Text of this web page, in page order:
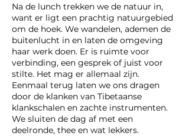
Na de lunch trekken we de natuur in,
want er ligt een prachtig natuurgebied
om de hoek. We wandelen, ademen de
buitenlucht in en laten de omgeving
haar werk doen. Er is ruimte voor
verbinding, een gesprek of juist voor
stilte. Het mag er allemaal zijn.
Eenmaal terug laten we ons dragen
door de klanken van Tibetaanse
klankschalen en zachte instrumenten.
We sluiten de dag af met een
deelronde, thee en wat lekkers.